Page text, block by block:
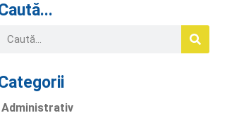
Administrativ